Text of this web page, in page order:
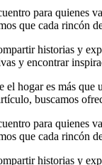
para quienes
que cada rincón
historias y
y encontrar
el hogar es más
buscamos
para quienes
que cada rincón
historias y